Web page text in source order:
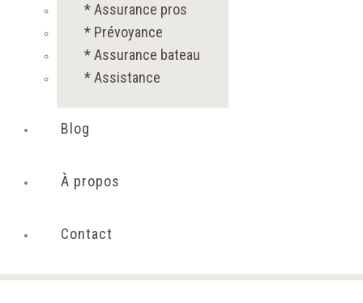
* Assurance pros
* Prévoyance
* Assurance bateau
* Assistance
Blog
À propos
Contact